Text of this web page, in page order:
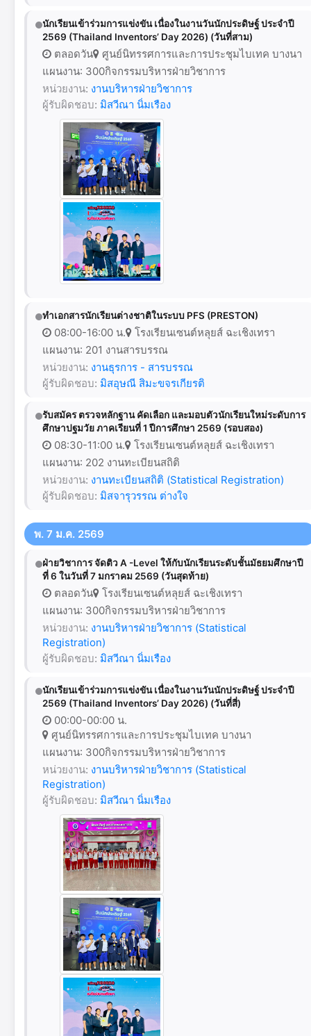
นักเรียนเข้าร่วมการแข่งขัน เนื่องในงานวันนักประดิษฐ์ ประจำปี
2569 (Thailand Inventors’ Day 2026) (วันที่สาม)
ตลอดวัน
ศูนย์นิทรรศการและการประชุมไบเทค บางนา
แผนงาน: 300กิจกรรมบริหารฝ่ายวิชาการ
หน่วยงาน: งานบริหารฝ่ายวิชาการ
ผู้รับผิดชอบ: มิสวีณา นิ่มเรือง
ทำเอกสารนักเรียนต่างชาติในระบบ PFS (PRESTON)
08:00-16:00 น.
โรงเรียนเซนต์หลุยส์ ฉะเชิงเทรา
แผนงาน: 201 งานสารบรรณ
หน่วยงาน: งานธุรการ - สารบรรณ
ผู้รับผิดชอบ: มิสอุษณี สิมะขจรเกียรติ
รับสมัคร ตรวจหลักฐาน คัดเลือก และมอบตัวนักเรียนใหม่ระดับการ
ศึกษาปฐมวัย ภาคเรียนที่ 1 ปีการศึกษา 2569 (รอบสอง)
08:30-11:00 น.
โรงเรียนเซนต์หลุยส์ ฉะเชิงเทรา
แผนงาน: 202 งานทะเบียนสถิติ
หน่วยงาน: งานทะเบียนสถิติ (Statistical Registration)
ผู้รับผิดชอบ: มิสจารุวรรณ ต่างใจ
พ. 7 ม.ค. 2569
ฝ่ายวิชาการ จัดติว A -Level ให้กับนักเรียนระดับชั้นมัธยมศึกษาปี
ที่ 6 ในวันที่ 7 มกราคม 2569 (วันสุดท้าย)
ตลอดวัน
โรงเรียนเซนต์หลุยส์ ฉะเชิงเทรา
แผนงาน: 300กิจกรรมบริหารฝ่ายวิชาการ
หน่วยงาน: งานบริหารฝ่ายวิชาการ (Statistical
Registration)
ผู้รับผิดชอบ: มิสวีณา นิ่มเรือง
นักเรียนเข้าร่วมการแข่งขัน เนื่องในงานวันนักประดิษฐ์ ประจำปี
2569 (Thailand Inventors’ Day 2026) (วันที่สี่)
00:00-00:00 น.
ศูนย์นิทรรศการและการประชุมไบเทค บางนา
แผนงาน: 300กิจกรรมบริหารฝ่ายวิชาการ
หน่วยงาน: งานบริหารฝ่ายวิชาการ (Statistical
Registration)
ผู้รับผิดชอบ: มิสวีณา นิ่มเรือง